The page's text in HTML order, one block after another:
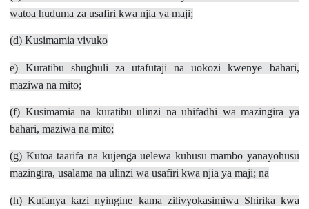
watoa huduma za usafiri kwa njia ya maji;
(d) Kusimamia vivuko
e) Kuratibu shughuli za utafutaji na uokozi kwenye bahari,
maziwa na mito;
(f) Kusimamia na kuratibu ulinzi na uhifadhi wa mazingira ya
bahari, maziwa na mito;
(g) Kutoa taarifa na kujenga uelewa kuhusu mambo yanayohusu
mazingira, usalama na ulinzi wa usafiri kwa njia ya maji; na
(h) Kufanya kazi nyingine kama zilivyokasimiwa Shirika kwa